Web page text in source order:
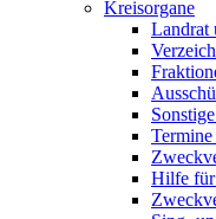
Kreisorgane
Landrat
Termine
Hilfe für